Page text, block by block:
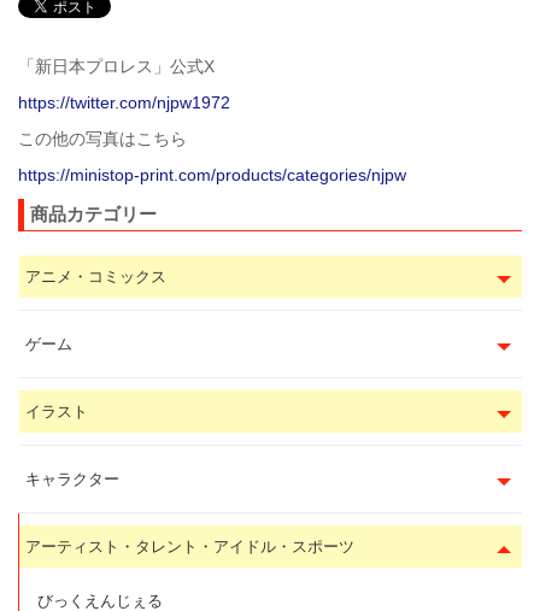
「新日本プロレス」公式X
https://twitter.com/njpw1972
この他の写真はこちら
https://ministop-print.com/products/categories/njpw
商品カテゴリー
アニメ・コミックス
ゲーム
イラスト
キャラクター
アーティスト・タレント・アイドル・スポーツ
びっくえんじぇる